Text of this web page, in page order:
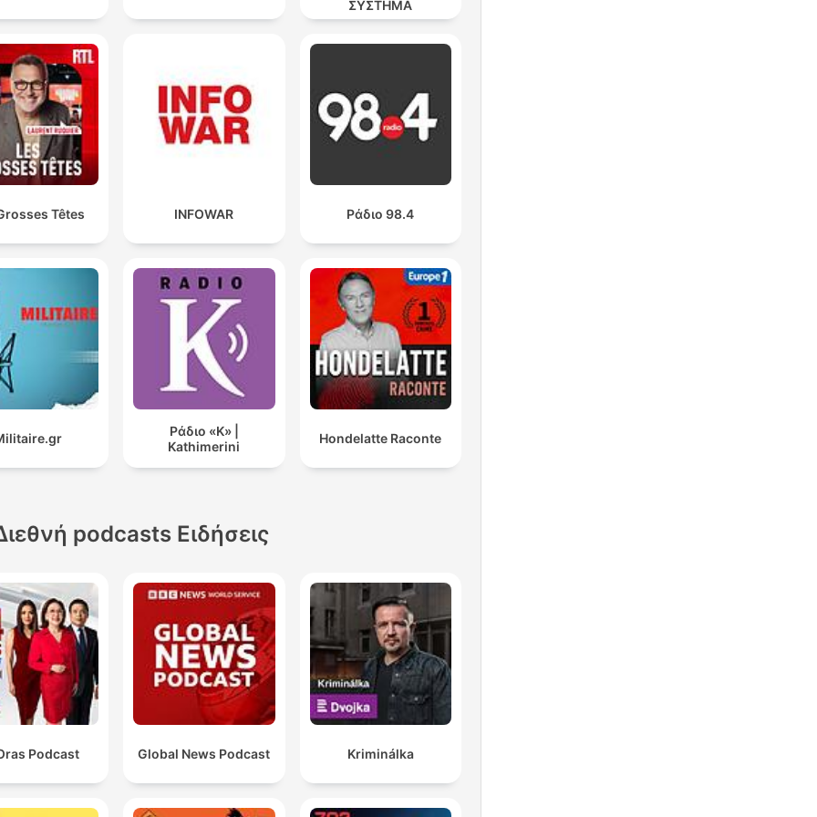
sektora, który przyciągnął uwagę przestępców.
ΣΥΣΤΗΜΑ
Têtes INFOWAR Ράδιο 98.4
Ράδιο «Κ» |
Kathimerini
Hondelatte Raconte
podcasts Ειδήσεις
Podcast Global News Podcast Kriminálka